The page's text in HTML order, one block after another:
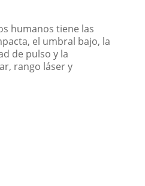
humanos tiene las
el umbral bajo, la
de pulso y la
rango láser y